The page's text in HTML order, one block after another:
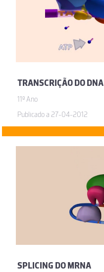
TRANSCRIÇÃO DO DNA
11º Ano
Publicado a 27-04-2012
SPLICING DO MRNA